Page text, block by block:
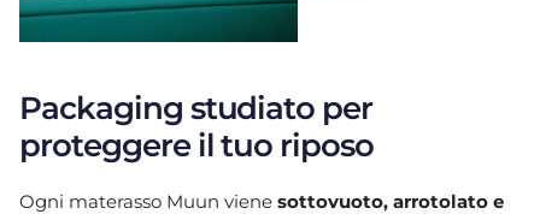
Packaging studiato per
proteggere il tuo riposo
Ogni materasso Muun viene sottovuoto, arrotolato e